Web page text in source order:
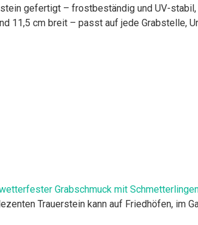
gefertigt – frostbeständig und UV-
11,5 cm breit – passt auf jede Grabstelle,
Grabschmuck mit
Trauerstein kann auf Friedhöfen,